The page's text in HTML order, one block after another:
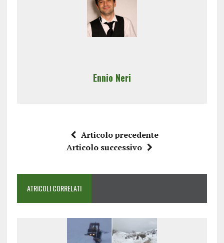
Ennio Neri
Articolo precedente
Articolo successivo
ATRICOLI CORRELATI